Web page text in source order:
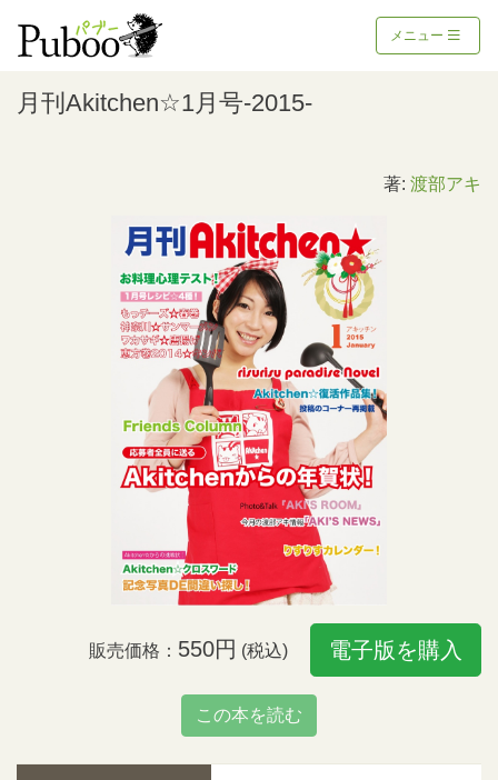
メニュー
月刊Akitchen☆1月号-2015-
著: 渡部アキ
販売価格： 550円 (税込) 電子版を購入
この本を読む